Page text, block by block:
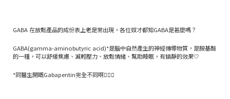
GABA 在放鬆產品的成份表上老是常出現，各位奴才都知GABA是甚麼嗎？
GABA(gamma-aminobutyric acid)*是腦中自然產生的神經傳導物質，是胺基酸
的一種，可以舒緩焦慮、減輕壓力、放鬆情緒、幫助睡眠，有鎮靜的效果🤍
*同醫生開嘅Gabapentin完全不同啊🙅🏻‍♀️